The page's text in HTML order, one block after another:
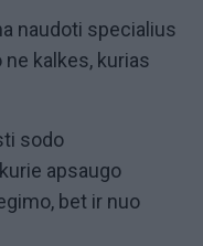
naudoti specialius
kalkes, kurias
sodo
apsaugo
bet ir nuo